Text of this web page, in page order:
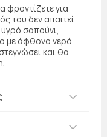
φροντίζετε για
του δεν απαιτεί
σαπούνι,
με άφθονο νερό.
και θα